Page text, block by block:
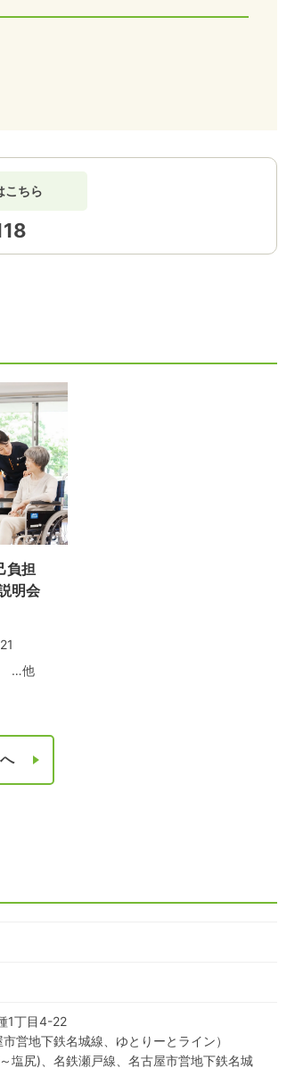
こちら
負担
明会
…他
1丁目4-22
市営地下鉄名城線 ゆとりーとライン）
塩尻) 名鉄瀬戸線
名古屋市営地下鉄名城